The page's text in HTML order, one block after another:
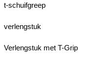
t-schuifgreep
verlengstuk
Verlengstuk met T-Grip